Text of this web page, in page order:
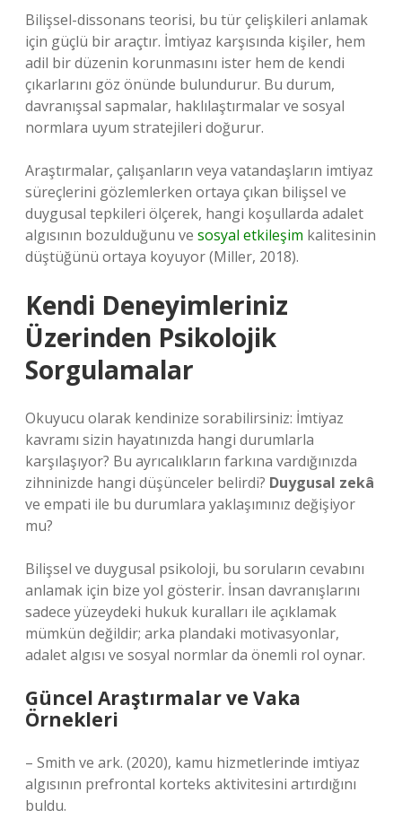
Bilişsel-dissonans teorisi, bu tür çelişkileri anlamak
için güçlü bir araçtır. İmtiyaz karşısında kişiler, hem
adil bir düzenin korunmasını ister hem de kendi
çıkarlarını göz önünde bulundurur. Bu durum,
davranışsal sapmalar, haklılaştırmalar ve sosyal
normlara uyum stratejileri doğurur.
Araştırmalar, çalışanların veya vatandaşların imtiyaz
süreçlerini gözlemlerken ortaya çıkan bilişsel ve
duygusal tepkileri ölçerek, hangi koşullarda adalet
algısının bozulduğunu ve sosyal etkileşim kalitesinin
düştüğünü ortaya koyuyor (Miller, 2018).
Kendi Deneyimleriniz
Üzerinden Psikolojik
Sorgulamalar
Okuyucu olarak kendinize sorabilirsiniz: İmtiyaz
kavramı sizin hayatınızda hangi durumlarla
karşılaşıyor? Bu ayrıcalıkların farkına vardığınızda
zihninizde hangi düşünceler belirdi? Duygusal zekâ
ve empati ile bu durumlara yaklaşımınız değişiyor
mu?
Bilişsel ve duygusal psikoloji, bu soruların cevabını
anlamak için bize yol gösterir. İnsan davranışlarını
sadece yüzeydeki hukuk kuralları ile açıklamak
mümkün değildir; arka plandaki motivasyonlar,
adalet algısı ve sosyal normlar da önemli rol oynar.
Güncel Araştırmalar ve Vaka
Örnekleri
– Smith ve ark. (2020), kamu hizmetlerinde imtiyaz
algısının prefrontal korteks aktivitesini artırdığını
buldu.